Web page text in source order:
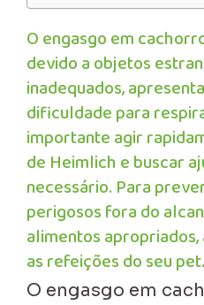
O engasgo em
devido a objetos
inadequados,
dificuldade para
importante agir
de Heimlich e buscar
necessário. Para
perigosos fora do
alimentos
as refeições do seu pet.
O engasgo em